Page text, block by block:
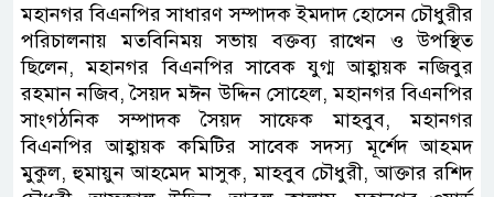
মহানগর বিএনপির সাধারণ সম্পাদক ইমদাদ হোসেন চৌধুরীর
পরিচালনায় মতবিনিময় সভায় বক্তব্য রাখেন ও উপস্থিত
ছিলেন, মহানগর বিএনপির সাবেক যুগ্ম আহ্বায়ক নজিবুর
রহমান নজিব, সৈয়দ মঈন উদ্দিন সোহেল, মহানগর বিএনপির
সাংগঠনিক সম্পাদক সৈয়দ সাফেক মাহবুব, মহানগর
বিএনপির আহ্বায়ক কমিটির সাবেক সদস্য মূর্শেদ আহমদ
মুকুল, হুমায়ুন আহমেদ মাসুক, মাহবুব চৌধুরী, আক্তার রশিদ